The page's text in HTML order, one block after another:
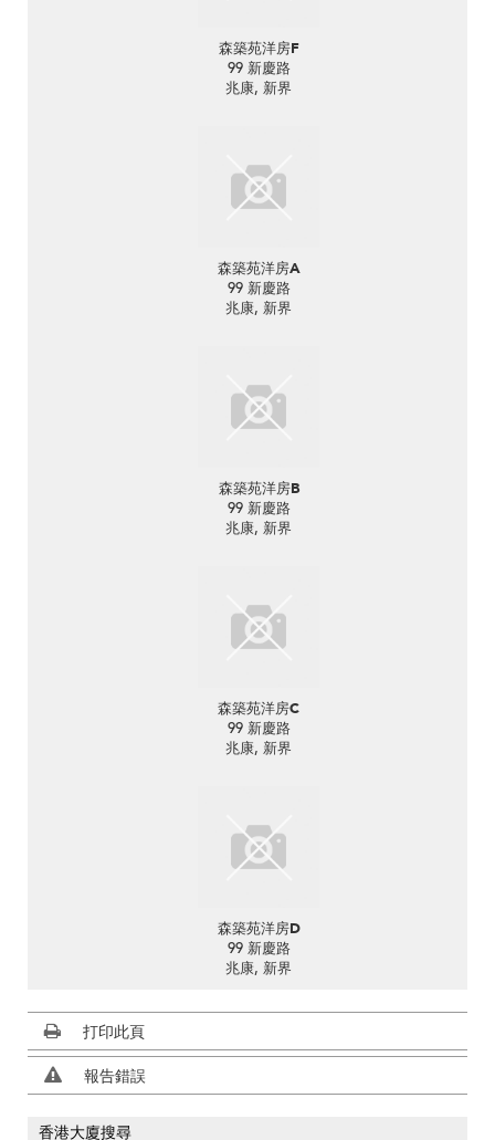
森築苑洋房F
99 新慶路
兆康, 新界
森築苑洋房A
99 新慶路
兆康, 新界
森築苑洋房B
99 新慶路
兆康, 新界
森築苑洋房C
99 新慶路
兆康, 新界
森築苑洋房D
99 新慶路
兆康, 新界
打印此頁
報告錯誤
香港大廈搜尋